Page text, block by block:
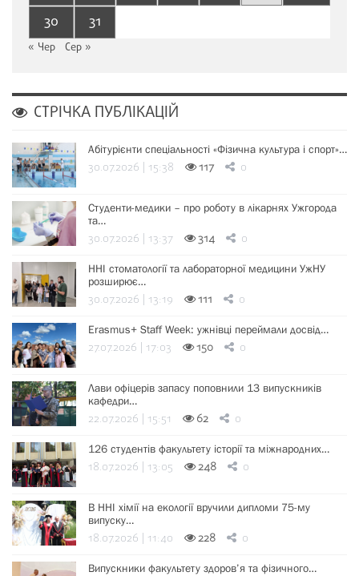
30
31
« Чер Сер »
СТРІЧКА ПУБЛІКАЦІЙ
Абітурієнти спеціальності «Фізична культура і спорт»…
30.07.2026 | 15:38 117 0
Студенти-медики – про роботу в лікарнях Ужгорода
та…
30.07.2026 | 13:37 314 0
ННІ стоматології та лабораторної медицини УжНУ
розширює…
30.07.2026 | 13:19 111 0
Erasmus+ Staff Week: ужнівці переймали досвід…
27.07.2026 | 17:03 150 0
Лави офіцерів запасу поповнили 13 випускників
кафедри…
22.07.2026 | 15:51 62 0
126 студентів факультету історії та міжнародних…
18.07.2026 | 13:05 248 0
В ННІ хімії на екології вручили дипломи 75-му
випуску…
18.07.2026 | 11:40 228 0
Випускники факультету здоров’я та фізичного…